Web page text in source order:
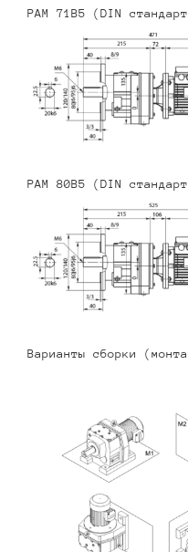
PAM 71B5 (DIN
PAM 80B5 (DIN
Варианты сборки